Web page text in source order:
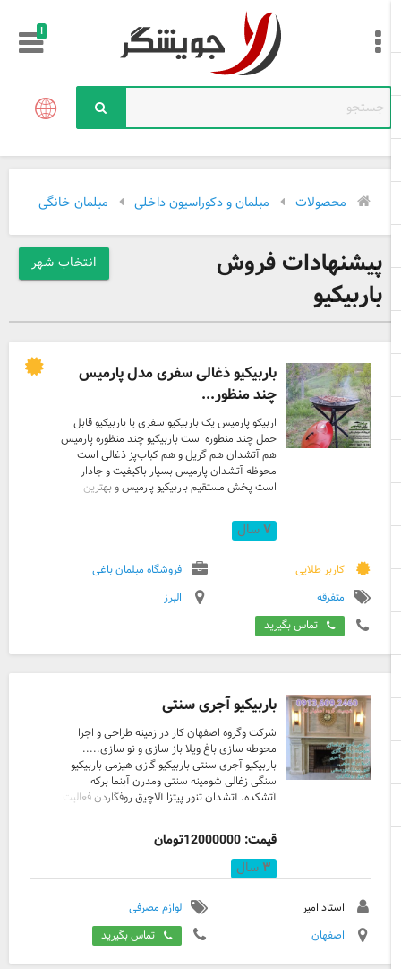
محصولات مبلمان و دکوراسیون داخلی مبلمان خانگی
پیشنهادات فروش
باربیکیو
انتخاب شهر
باربیکیو ذغالی سفری مدل پارمیس
چند منظور...
اربیکو پارمیس یک باربیکیو سفری یا باربیکیو قابل
حمل چند منطوره است باربیکیو چند منظوره پارمیس
هم آتشدان هم گریل و هم کباب‌پز ذغالی است
محوظه آتشدان پارمیس بسیار باکیفیت و جادار
است پخش مستقیم باربیکیو پارمیس و بهترین
به قیمت نمایندگی پارمیس ارسال فوری آتشدان
سفری یا باربیکیو قابل حمل مدل پارمیس (چنده
باربیکیو ذغالی یا آتشدان ذغالی یا منقل و کباب‌پز
باز و مسافرت و همچنین کاملاً قابل حمل طراحی
شده است آتشدان یا باربیکیو سفری و قابل حمل
پارمیس در دو م ...
سال
کاربر طلایی
فروشگاه مبلمان باغی
متفرقه
البرز
تماس بگیرید
باربیکیو آجری سنتی
شرکت وگروه اصفهان کار در زمینه طراحی و اجرا
محوطه سازی باغ ویلا باز سازی و نو سازی.....
باربیکیو آجری سنتی باربیکیو گازی هیزمی باربیکیو
سنگی زغالی شومینه سنتی ومدرن آبنما برکه
آتشکده. آتشدان تنور پیتزا آلاچیق روفگاردن فعالیت
شما با ما در تماس باشید .
قیمت: 12000000تومان
سال
استاد امیر
لوازم مصرفی
اصفهان
تماس بگیرید